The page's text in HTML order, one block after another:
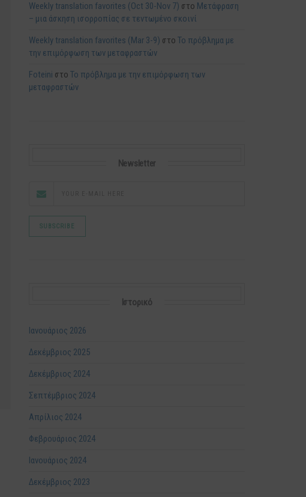
Weekly translation favorites (Oct 30-Nov 7) στο Μετάφραση
– μια άσκηση ισορροπίας σε τεντωμένο σκοινί
Weekly translation favorites (Mar 3-9) στο Το πρόβλημα με
την επιμόρφωση των μεταφραστών
Foteini στο Το πρόβλημα με την επιμόρφωση των
μεταφραστών
Newsletter
Ιστορικό
Ιανουάριος 2026
Δεκέμβριος 2025
Δεκέμβριος 2024
Σεπτέμβριος 2024
Απρίλιος 2024
Φεβρουάριος 2024
Ιανουάριος 2024
Δεκέμβριος 2023